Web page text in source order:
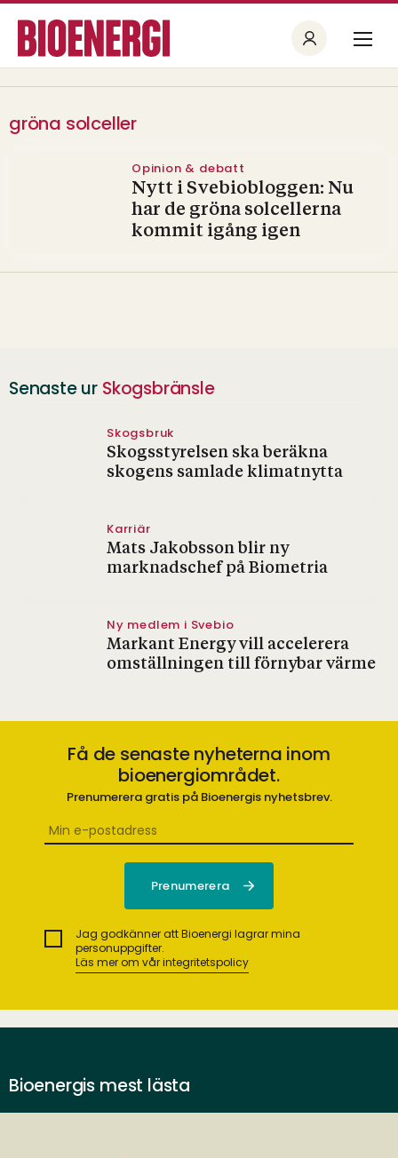
gröna solceller
Opinion & debatt
Nytt i Svebiobloggen: Nu
har de gröna solcellerna
kommit igång igen
Senaste ur Skogsbränsle
Skogsbruk
Skogsstyrelsen ska beräkna
skogens samlade klimatnytta
Karriär
Mats Jakobsson blir ny
marknadschef på Biometria
Ny medlem i Svebio
Markant Energy vill accelerera
omställningen till förnybar värme
Få de senaste nyheterna inom
bioenergiområdet.
Prenumerera gratis på Bioenergis nyhetsbrev.
Jag godkänner att Bioenergi lagrar mina
personuppgifter.
Läs mer om vår integritetspolicy
Bioenergis mest lästa